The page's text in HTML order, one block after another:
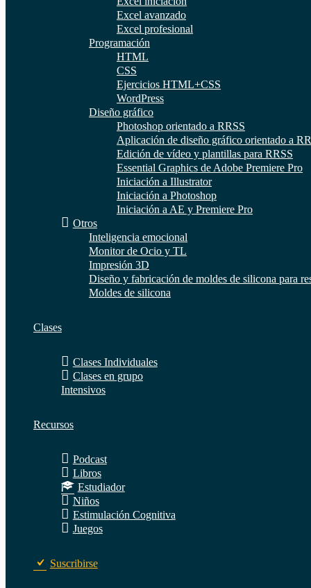
Excel avanzado
Excel profesional
Programación
HTML
CSS
Ejercicios HTML+CSS
WordPress
Diseño gráfico
Photoshop orientado a RRSS
Aplicación de diseño gráfico orientado a
Edición de vídeo y plantillas para RRSS
Essential Graphics de Adobe Premiere Pro
Iniciación a Illustrator
Iniciación a Photoshop
Iniciación a AE y Premiere Pro
Otros
Inteligencia emocional
Monitor de Ocio y TL
Impresión 3D
Diseño y fabricación de moldes de silicona para
Moldes de silicona
Clases
Clases Individuales
Clases en grupo
Intensivos
Recursos
Podcast
Libros
Estudiador
Niños
Estimulación Cognitiva
Juegos
Suscribirse